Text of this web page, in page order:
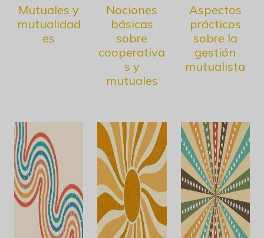
Mutuales y
mutualidad
es
Nociones
básicas
sobre
cooperativa
s y
mutuales
Aspectos
prácticos
sobre la
gestión
mutualista